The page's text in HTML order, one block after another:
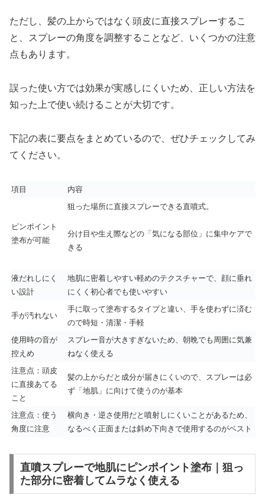
ただし、髪の上からではなく頭皮に直接スプレーするこ
と、スプレーの角度を調整することなど、いくつかの注意
点もあります。
誤った使い方では効果が実感しにくいため、正しい方法を
知った上で使い続けることが大切です。
下記の表に要点をまとめているので、ぜひチェックしてみ
てください。
項目 内容
ピンポイント
塗布が可能
狙った場所に直接スプレーできる直噴式。
分け目や生え際などの「気になる部位」に集中ケアで
きる
液だれしにく
い設計
地肌に密着しやすい軽めのテクスチャーで、顔に垂れ
にくく初心者でも使いやすい
手が汚れない
手に取って塗布するタイプと違い、手を使わずに済む
ので時短・清潔・手軽
使用時の音が
控えめ
スプレー音が大きすぎないため、朝晩でも周囲に気兼
ねなく使える
注意点：頭皮
に直接あてる
こと
髪の上からだと成分が届きにくいので、スプレーは必
ず「地肌」に向けて使うのが基本
注意点：使う
角度に注意
横向き・逆さ使用だと噴射しにくいことがあるため、
なるべく正面または斜め下向きで使用するのがベスト
直噴スプレーで地肌にピンポイント塗布｜狙っ
た部分に密着してムラなく使える